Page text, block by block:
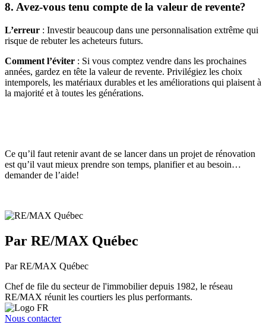
8. Avez-vous tenu compte de la valeur de revente?
L’erreur : Investir beaucoup dans une personnalisation extrême qui
risque de rebuter les acheteurs futurs.
Comment l’éviter : Si vous comptez vendre dans les prochaines
années, gardez en tête la valeur de revente. Privilégiez les choix
intemporels, les matériaux durables et les améliorations qui plaisent à
la majorité et à toutes les générations.
Ce qu’il faut retenir avant de se lancer dans un projet de rénovation
est qu’il vaut mieux prendre son temps, planifier et au besoin…
demander de l’aide!
Par RE/MAX Québec
Par RE/MAX Québec
Chef de file du secteur de l'immobilier depuis 1982, le réseau
RE/MAX réunit les courtiers les plus performants.
Nous contacter